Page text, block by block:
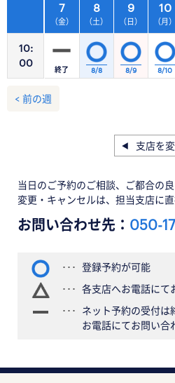
10:
00
7
（金）
8
（土）
9
（日）
10
（月）
終了 8/8 8/9 8/10
< 前の週
支店を
当日のご予約のご相談、ご都合の
変更・キャンセルは、担当支店に直
お問い合わせ先： 050-
登録予約が可能
各支店へお電話にて
ネット予約の受付は
お電話にてお問い合